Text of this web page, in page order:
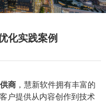
化实践案例
商 ，慧新软件拥有丰富的
户提供从内容创作到技术